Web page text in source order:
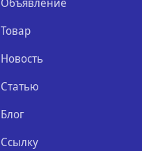
Товар
Новость
Статью
Блог
Ссылку